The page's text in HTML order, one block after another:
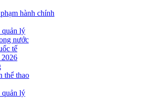
hành chính
quản lý
nước
tế
thể thao
quản lý